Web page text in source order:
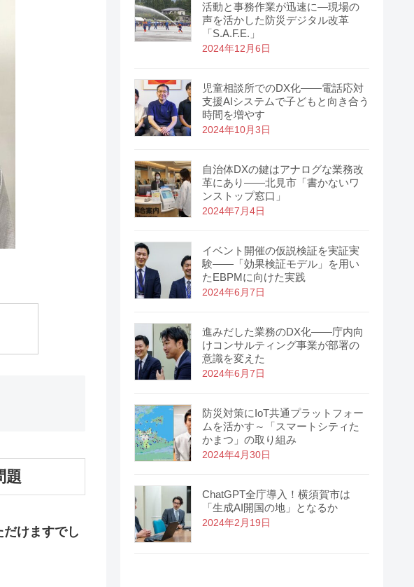
題
けますでし
活動と事務作業が迅速に―現場の
声を活かした防災デジタル改革
「S.A.F.E.」
2024年12月6日
児童相談所でのDX化――電話応対
支援AIシステムで子どもと向き合う
時間を増やす
2024年10月3日
自治体DXの鍵はアナログな業務改
革にあり――北見市「書かないワ
ンストップ窓口」
2024年7月4日
イベント開催の仮説検証を実証実
験――「効果検証モデル」を用い
たEBPMに向けた実践
2024年6月7日
進みだした業務のDX化――庁内向
けコンサルティング事業が部署の
意識を変えた
2024年6月7日
防災対策にIoT共通プラットフォー
ムを活かす～「スマートシティた
かまつ」の取り組み
2024年4月30日
ChatGPT全庁導入！横須賀市は
「生成AI開国の地」となるか
2024年2月19日